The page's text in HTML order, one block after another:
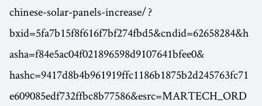
chinese-solar-panels-increase/ ?
bxid=5fa7b15f8f616f7bf274fbd5&cndid=62658284&h
asha=f84e5ac04f021896598d9107641bfee0&
hashc=9417d8b4b961919ffc1186b1875b2d245763fc71
e609085edf732ffbc8b77586&esrc=MARTECH_ORD